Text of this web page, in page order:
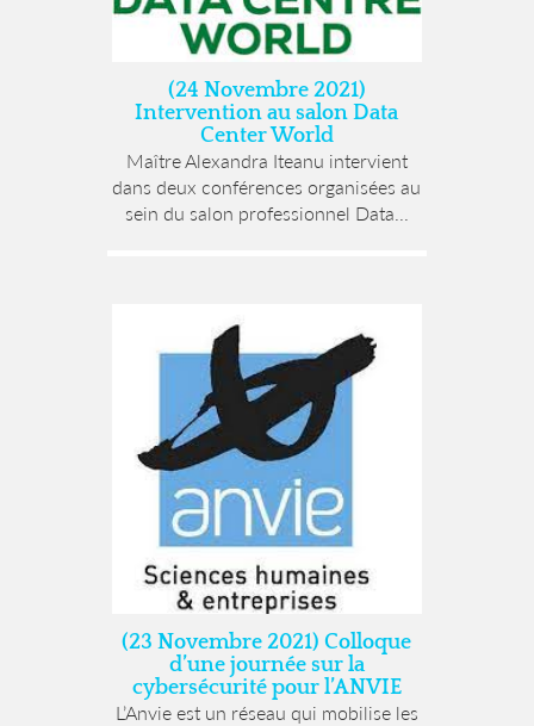
(24 Novembre 2021)
Intervention au salon Data
Center World
Maître Alexandra Iteanu intervient
dans deux conférences organisées au
sein du salon professionnel Data...
(23 Novembre 2021) Colloque
d’une journée sur la
cybersécurité pour l’ANVIE
L’Anvie est un réseau qui mobilise les